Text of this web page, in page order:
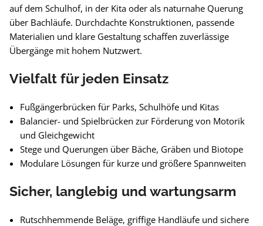
auf dem Schulhof, in der Kita oder als naturnahe Querung
über Bachläufe. Durchdachte Konstruktionen, passende
Materialien und klare Gestaltung schaffen zuverlässige
Übergänge mit hohem Nutzwert.
Vielfalt für jeden Einsatz
Fußgängerbrücken für Parks, Schulhöfe und Kitas
Balancier- und Spielbrücken zur Förderung von Motorik
und Gleichgewicht
Stege und Querungen über Bäche, Gräben und Biotope
Modulare Lösungen für kurze und größere Spannweiten
Sicher, langlebig und wartungsarm
Rutschhemmende Beläge, griffige Handläufe und sichere